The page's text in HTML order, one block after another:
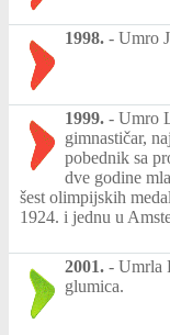
1998. - Umro
1999. - Umro
gimnastičar,
pobednik sa
dve godine
šest olimpijskih
1924. i jednu u
2001. - Umrla
glumica.